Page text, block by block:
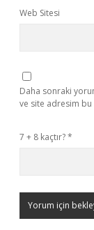
Web Sitesi
Daha sonraki
ve site adresim bu
7 + 8 kaçtır?*